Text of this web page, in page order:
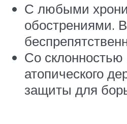
С любыми
обострениями.
Со склонностью
атопического
защиты для